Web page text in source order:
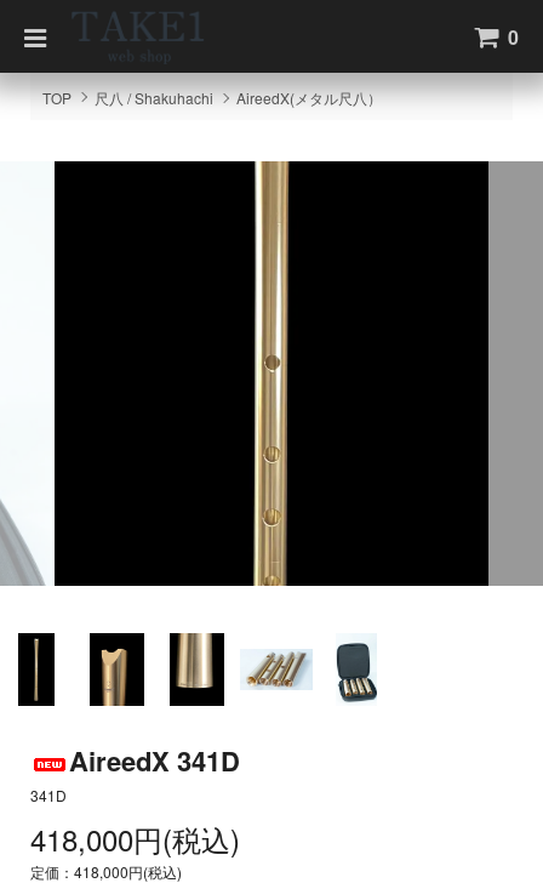
0
TOP 尺八 / Shakuhachi AireedX(メタル尺八）
AireedX 341D
341D
418,000円(税込)
定価：418,000円(税込)